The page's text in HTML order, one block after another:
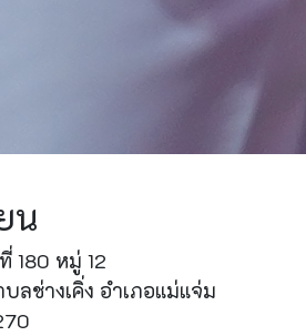
น
180 หมู่ 12
ลช่างเคิ่ง อำเภอแม่แจ่ม